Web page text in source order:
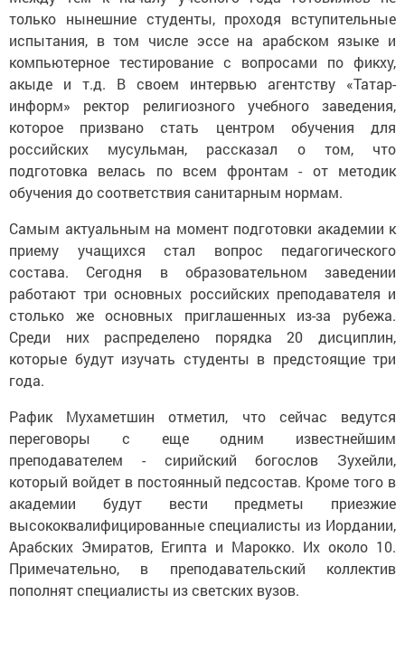
только нынешние студенты, проходя вступительные
испытания, в том числе эссе на арабском языке и
компьютерное тестирование с вопросами по фикху,
акыде и т.д. В своем интервью агентству «Татар-
информ» ректор религиозного учебного заведения,
которое призвано стать центром обучения для
российских мусульман, рассказал о том, что
подготовка велась по всем фронтам - от методик
обучения до соответствия санитарным нормам.
Самым актуальным на момент подготовки академии к
приему учащихся стал вопрос педагогического
состава. Сегодня в образовательном заведении
работают три основных российских преподавателя и
столько же основных приглашенных из-за рубежа.
Среди них распределено порядка 20 дисциплин,
которые будут изучать студенты в предстоящие три
года.
Рафик Мухаметшин отметил, что сейчас ведутся
переговоры с еще одним известнейшим
преподавателем - сирийский богослов Зухейли,
который войдет в постоянный педсостав. Кроме того в
академии будут вести предметы приезжие
высококвалифицированные специалисты из Иордании,
Арабских Эмиратов, Египта и Марокко. Их около 10.
Примечательно, в преподавательский коллектив
пополнят специалисты из светских вузов.